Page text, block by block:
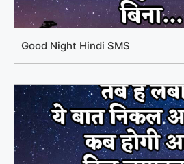
Good Night Hindi SMS